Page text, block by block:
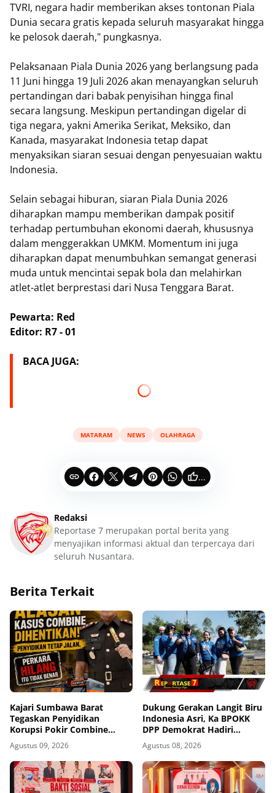
TVRI, negara hadir memberikan akses tontonan Piala
Dunia secara gratis kepada seluruh masyarakat hingga
ke pelosok daerah," pungkasnya.
Pelaksanaan Piala Dunia 2026 yang berlangsung pada
11 Juni hingga 19 Juli 2026 akan menayangkan seluruh
pertandingan dari babak penyisihan hingga final
secara langsung. Meskipun pertandingan digelar di
tiga negara, yakni Amerika Serikat, Meksiko, dan
Kanada, masyarakat Indonesia tetap dapat
menyaksikan siaran sesuai dengan penyesuaian waktu
Indonesia.
Selain sebagai hiburan, siaran Piala Dunia 2026
diharapkan mampu memberikan dampak positif
terhadap pertumbuhan ekonomi daerah, khususnya
dalam menggerakkan UMKM. Momentum ini juga
diharapkan dapat menumbuhkan semangat generasi
muda untuk mencintai sepak bola dan melahirkan
atlet-atlet berprestasi dari Nusa Tenggara Barat.
Pewarta: Red
Editor: R7 - 01
BACA JUGA:
MATARAM NEWS OLAHRAGA
...
Redaksi
Reportase 7 merupakan portal berita yang
menyajikan informasi aktual dan terpercaya dari
seluruh Nusantara.
Berita Terkait
Kajari Sumbawa Barat
Tegaskan Penyidikan
Korupsi Pokir Combine
Tetap Berjalan, Agung: Tidak
Ada Alasan Kasus
Dihentikan
Agustus 09, 2026
Dukung Gerakan Langit Biru
Indonesia Asri, Ka BPOKK
DPP Demokrat Hadiri
Kegiatan di Loteng
Agustus 08, 2026